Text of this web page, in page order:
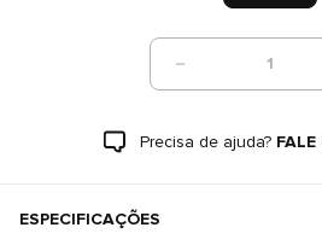
1
Precisa de ajuda?
ESPECIFICAÇÕES